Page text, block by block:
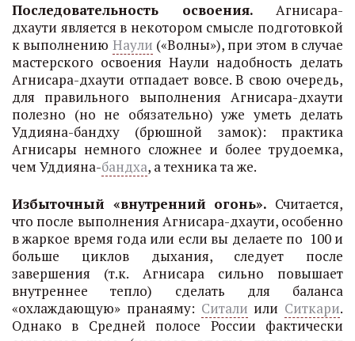
Последовательность освоения. Агнисара-
дхаути является в некотором смысле подготовкой
к выполнению Наули («Волны»), при этом в случае
мастерского освоения Наули надобность делать
Агнисара-дхаути отпадает вовсе. В свою очередь,
для правильного выполнения Агнисара-дхаути
полезно (но не обязательно) уже уметь делать
Уддияна-бандху (брюшной замок): практика
Агнисары немного сложнее и более трудоемка,
чем Уддияна-бандха, а техника та же.
Избыточный «внутренний огонь». Считается,
что после выполнения Агнисара-дхаути, особенно
в жаркое время года или если вы делаете по 100 и
больше циклов дыхания, следует после
завершения (т.к. Агнисара сильно повышает
внутреннее тепло) сделать для баланса
«охлаждающую» пранаяму: Ситали или Ситкари.
Однако в Средней полосе России фактически